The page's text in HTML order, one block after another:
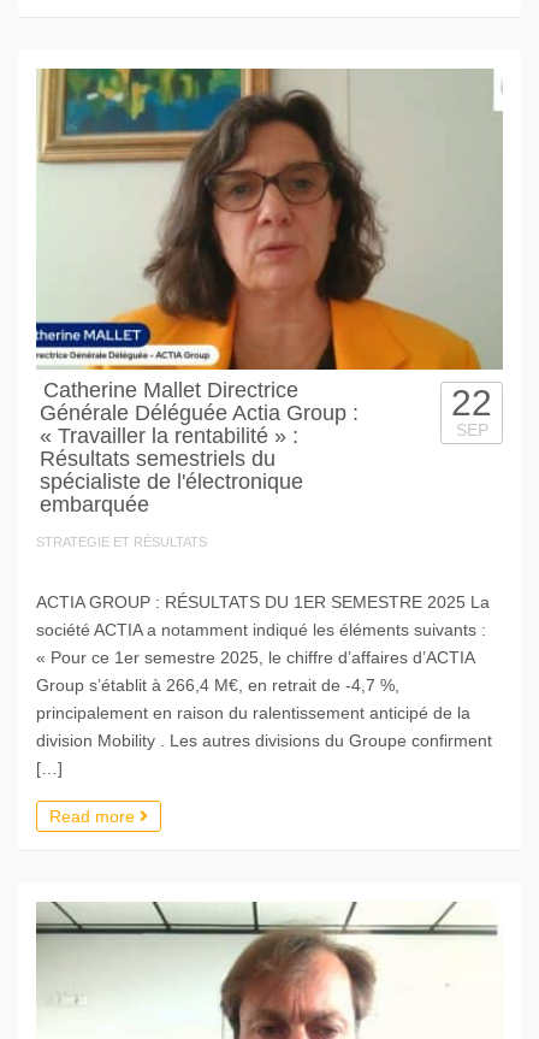
Catherine Mallet Directrice
Générale Déléguée Actia Group :
« Travailler la rentabilité » :
Résultats semestriels du
spécialiste de l'électronique
embarquée
STRATEGIE ET RÉSULTATS
22
SEP
ACTIA GROUP : RÉSULTATS DU 1ER SEMESTRE 2025 La
société ACTIA a notamment indiqué les éléments suivants :
« Pour ce 1er semestre 2025, le chiffre d’affaires d’ACTIA
Group s’établit à 266,4 M€, en retrait de -4,7 %,
principalement en raison du ralentissement anticipé de la
division Mobility . Les autres divisions du Groupe confirment
[…]
Read more